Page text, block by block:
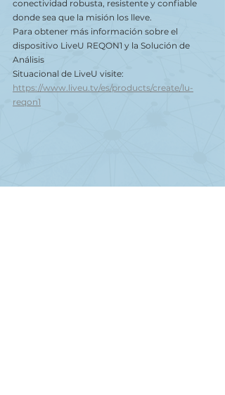
conectividad robusta, resistente y confiable
donde sea que la misión los lleve.
Para obtener más información sobre el
dispositivo LiveU REQON1 y la Solución de
Análisis
Situacional de LiveU visite:
https://www.liveu.tv/es/products/create/lu-
reqon1